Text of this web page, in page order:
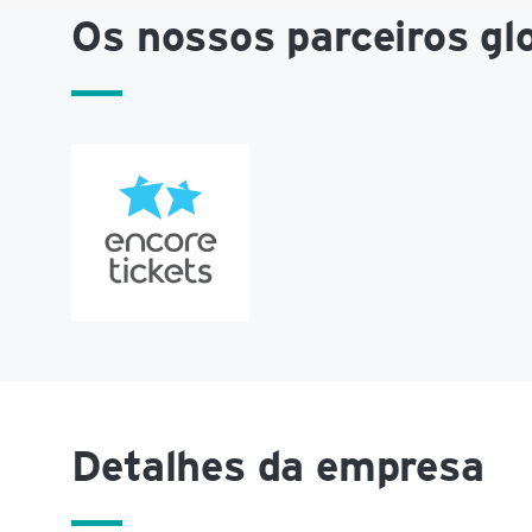
Os nossos parceiros
Detalhes da empresa